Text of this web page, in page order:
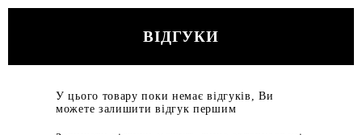
ВІДГУКИ
У цього товару поки немає відгуків, Ви
можете залишити відгук першим